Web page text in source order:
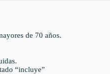
de 70 años.
“incluye”